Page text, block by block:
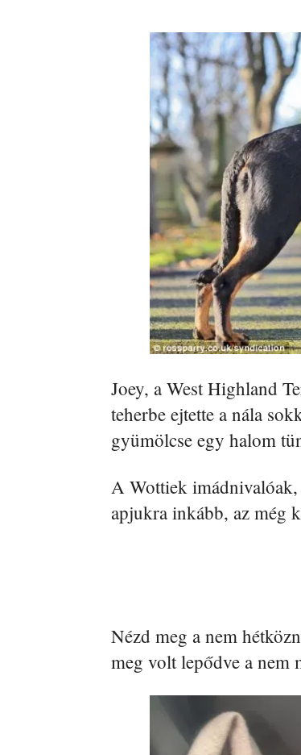
Joey, a West Highland
teherbe ejtette a nála
gyümölcse egy halom
A Wottiek
apjukra inkább, az még
Nézd meg a nem
meg volt lepődve a nem